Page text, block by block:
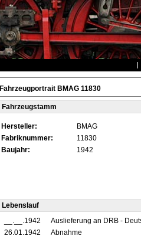
Fahrzeugportrait BMAG 11830
Fahrzeugstamm
Hersteller: BMAG
Fabriknummer:
11830
Baujahr:
1942
Lebenslauf
__.__.1942
Auslieferung an DRB -
26.01.1942
Abnahme